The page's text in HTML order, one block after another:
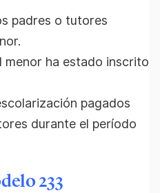
padres o tutores
menor ha estado inscrito
pagados
durante el período
233